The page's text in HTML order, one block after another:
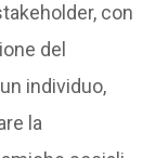
con
del
individuo,
la